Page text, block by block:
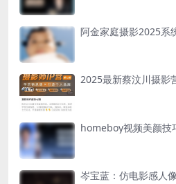
阿金家庭摄影2025系
2025最新蔡汶川摄影
homeboy视频美颜技
岑宝蓝：仿电影感人